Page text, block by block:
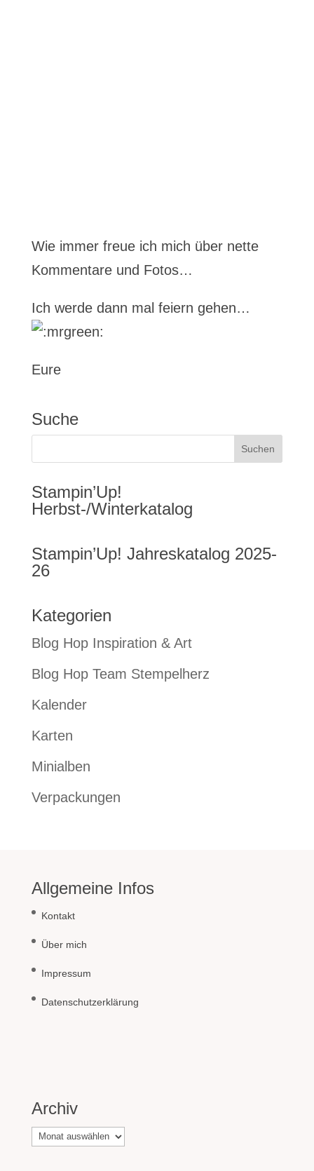
Wie immer freue ich mich über nette
Kommentare und Fotos…
Ich werde dann mal feiern gehen…
Eure
Suche
Stampin’Up!
Herbst-/Winterkatalog
Stampin’Up! Jahreskatalog 2025-
26
Kategorien
Blog Hop Inspiration & Art
Blog Hop Team Stempelherz
Kalender
Karten
Minialben
Verpackungen
Allgemeine Infos
Kontakt
Über mich
Impressum
Datenschutzerklärung
Archiv
Archiv